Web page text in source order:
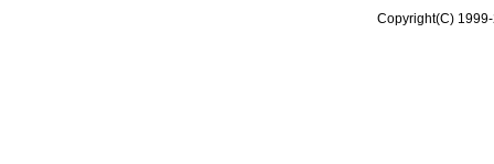
Copyright(C)